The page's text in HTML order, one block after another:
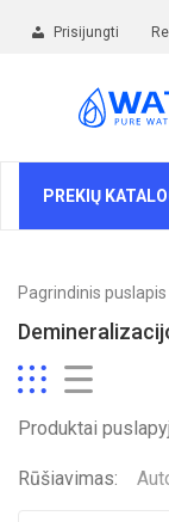
Prisijungti
PREKIŲ
Pagrindinis puslapis
Produktai
Rūšiavimas: